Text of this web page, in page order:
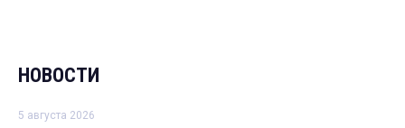
НОВОСТИ
5 августа 2026